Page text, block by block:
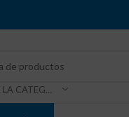
SELECCIONE LA CATEGORÍA